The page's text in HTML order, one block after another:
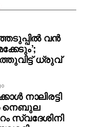
ലോഗ്
സിസ്റ്റം
ഔട്ട് ചെയ്യും.
ലോഗിന്‍
പിന്നീട്
ഉപേക്ഷിച്ച
ഭീഷണി
വൻ
ധ്രുവ്
നാലിരട്ടി
നെബുല
സ്വദേശിനി